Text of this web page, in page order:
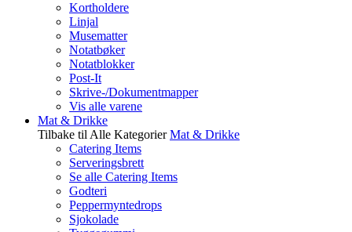
Kortholdere
Linjal
Musematter
Notatbøker
Notatblokker
Post-It
Skrive-/Dokumentmapper
Vis alle varene
Mat & Drikke
Tilbake til Alle Kategorier Mat & Drikke
Catering Items
Serveringsbrett
Se alle Catering Items
Godteri
Peppermyntedrops
Sjokolade